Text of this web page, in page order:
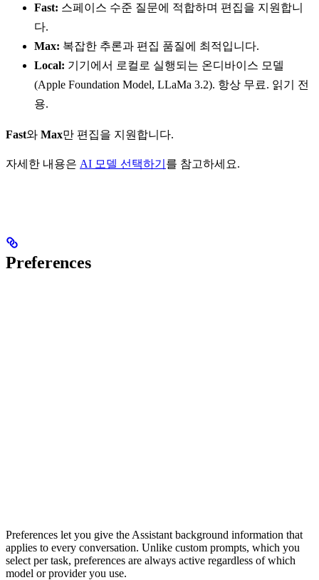
Fast: 스페이스 수준 질문에 적합하며 편집을 지원합니
다.
Max: 복잡한 추론과 편집 품질에 최적입니다.
Local: 기기에서 로컬로 실행되는 온디바이스 모델
(Apple Foundation Model, LLaMa 3.2). 항상 무료. 읽기 전
용.
Fast와 Max만 편집을 지원합니다.
자세한 내용은 AI 모델 선택하기 를 참고하세요.
Preferences
Preferences let you give the Assistant background information that
applies to every conversation. Unlike custom prompts, which you
select per task, preferences are always active regardless of which
model or provider you use.